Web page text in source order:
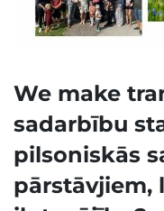
We make
sadarbību
pilsoniskās
pārstāvjiem,